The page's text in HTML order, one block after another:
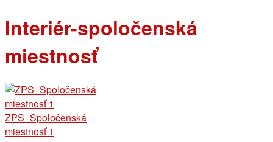
Interiér-spoločenská
miestnosť
ZPS_Spoločenská
miestnosť 1